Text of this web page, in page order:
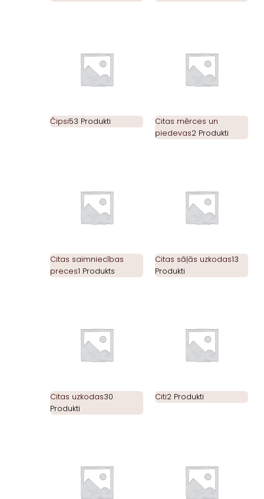
Čipsi53 Produkti
Citas mērces un
piedevas2 Produkti
Citas saimniecības
preces1 Produkts
Citas sāļās uzkodas13
Produkti
Citas uzkodas30
Produkti
Citi2 Produkti